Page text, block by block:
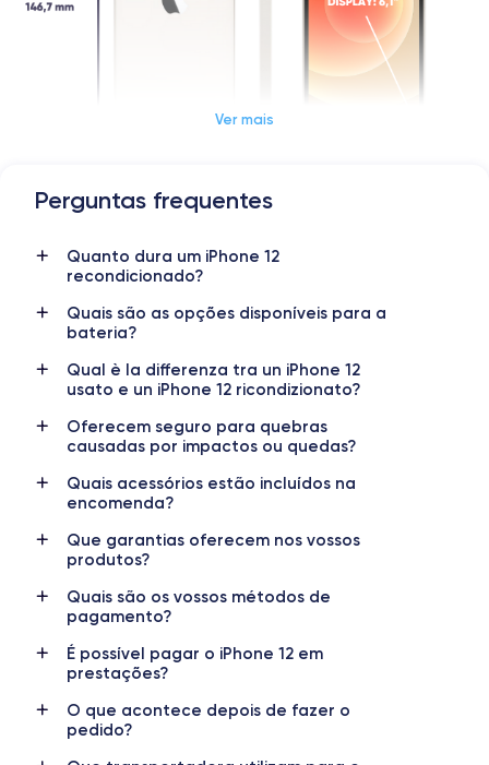
Dimensões e peso do iPhone 12
Data de lançamento
13/10/2020
Sistema operativo
Dimensões
OLED 6,1 polegadas 1170 x 2532 pixels
4 GB 64, 128, 256 GB
Nome do processador
Apple A14 Bionic
Número de núcleos
Nome da GPU
GPU 4-Core
Câmara
Ver mais
Perguntas frequentes
Quanto dura um iPhone 12
recondicionado?
Quais são as opções disponíveis para a
bateria?
Qual è la differenza tra un iPhone 12
usato e un iPhone 12 ricondizionato?
Oferecem seguro para quebras
causadas por impactos ou quedas?
Quais acessórios estão incluídos na
encomenda?
Que garantias oferecem nos vossos
produtos?
Quais são os vossos métodos de
pagamento?
É possível pagar o iPhone 12 em
prestações?
O que acontece depois de fazer o
pedido?